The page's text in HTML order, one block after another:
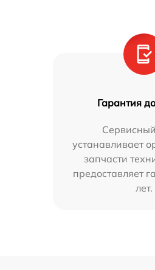
Гарантия
устанавливает
запчасти
предоставляет
лет.